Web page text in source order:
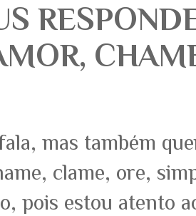
mas também
clame, ore,
pois estou atento